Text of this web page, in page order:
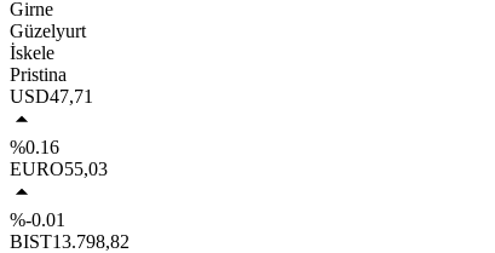
Girne
Güzelyurt
İskele
Pristina
USD47,71
%0.16
EURO55,03
%-0.01
BIST13.798,82